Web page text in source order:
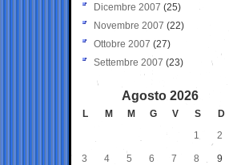
Dicembre 2007 (25)
Novembre 2007 (22)
Ottobre 2007 (27)
Settembre 2007 (23)
Agosto 2026
L M M G V S
D
1
2
3 4 5 6 7 8 9